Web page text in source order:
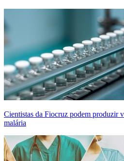
Cientistas da Fiocruz podem produzir
malária